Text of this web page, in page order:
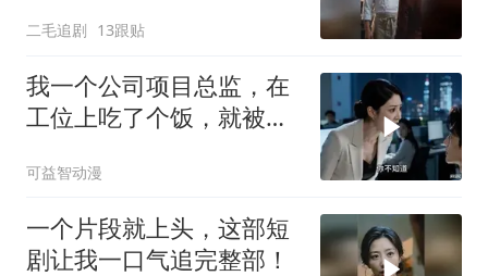
二毛追剧 13跟贴
我一个公司项目总监，在
工位上吃了个饭，就被新
可益智动漫
一个片段就上头，这部短
剧让我一口气追完整部！